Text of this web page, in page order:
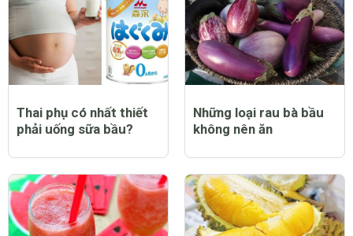
Thai phụ có nhất thiết
phải uống sữa bầu?
Những loại rau bà bầu
không nên ăn